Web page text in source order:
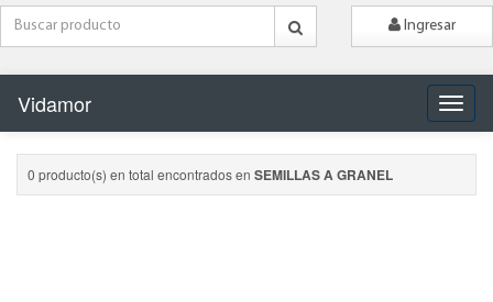
Ingresar
Vidamor
0 producto(s) en total encontrados en SEMILLAS A GRANEL